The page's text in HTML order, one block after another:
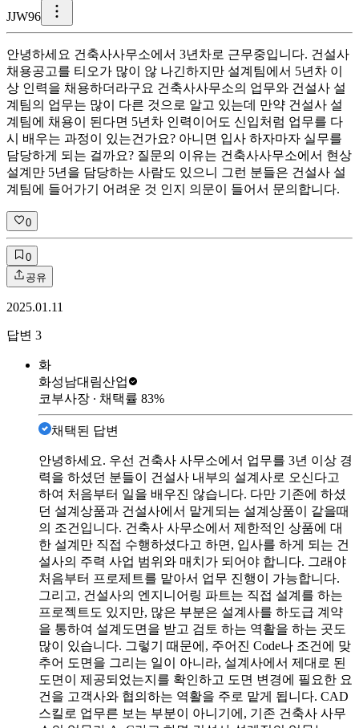
JJW96
안녕하세요 건축사사무소에서 3년차로 근무중입니다. 건설사
채용공고를 티오가 많이 않 나긴하지만 설계팀에서 5년차 이
상 인력을 채용하더라구요 건축사사무소의 업무와 건설사 설
계팀의 업무는 많이 다른 것으로 알고 있는데 만약 건설사 설
계팀에 채용이 된다면 5년차 인력이어도 신입처럼 업무를 다
시 배우는 과정이 있는건가요? 아니면 입사 하자마자 실무를
담당하게 되는 걸까요? 질문의 이유는 건축사사무소에서 현상
설계만 5년을 담당하는 사람도 있으니 그런 분들은 건설사 설
계팀에 들어가기 어려운 것 인지 의문이 들어서 문의합니다.
0
0
공유
2025.01.11
답변 3
화
화성남대림산업
코부사장 ∙ 채택률 83%
채택된 답변
안녕하세요. 우선 건축사 사무소에서 업무를 3년 이상 경
력을 하셨던 분들이 건설사 내부의 설계사로 오신다고
하여 처음부터 일을 배우진 않습니다. 다만 기존에 하셨
던 설계상품과 건설사에서 맡게되는 설계상품이 같을때
의 조건입니다. 건축사 사무소에서 제한적인 상품에 대
한 설계만 직접 수행하셨다고 하면, 입사를 하게 되는 건
설사의 주력 사업 범위와 매치가 되어야 합니다. 그래야
처음부터 프로제트를 맡아서 업무 진행이 가능합니다.
그리고, 건설사의 엔지니어링 파트는 직접 설계를 하는
프로젝트도 있지만, 많은 부분은 설계사를 하도급 계약
을 통하여 설계도면을 받고 검토 하는 역활을 하는 곳도
많이 있습니다. 그렇기 때문에, 주어진 Code나 조건에 맞
추어 도면을 그리는 일이 아니라, 설계사에서 제대로 된
도면이 제공되었는지를 확인하고 도면 변경에 필요한 요
건을 고객사와 협의하는 역활을 주로 맡게 됩니다. CAD
스킬로 업무른 보는 부분이 아니기에, 기존 건축사 사무